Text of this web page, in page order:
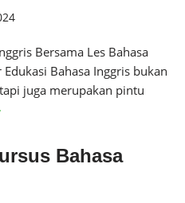
Bersama Les Bahasa
Bahasa Inggris bukan
juga merupakan pintu
Bahasa